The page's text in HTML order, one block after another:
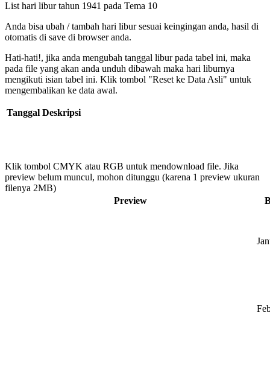
List hari libur tahun 1941 pada Tema 10
Anda bisa ubah / tambah hari libur sesuai keingingan anda, hasil di
otomatis di save di browser anda.
Hati-hati!, jika anda mengubah tanggal libur pada tabel ini, maka
pada file yang akan anda unduh dibawah maka hari liburnya
mengikuti isian tabel ini. Klik tombol "Reset ke Data Asli" untuk
mengembalikan ke data awal.
Tanggal Deskripsi
Klik tombol CMYK atau RGB untuk mendownload file. Jika
preview belum muncul, mohon ditunggu (karena 1 preview ukuran
filenya 2MB)
Preview